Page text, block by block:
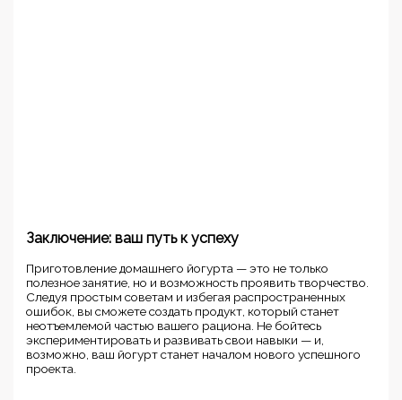
Заключение: ваш путь к успеху
Приготовление домашнего йогурта — это не только
полезное занятие, но и возможность проявить творчество.
Следуя простым советам и избегая распространенных
ошибок, вы сможете создать продукт, который станет
неотъемлемой частью вашего рациона. Не бойтесь
экспериментировать и развивать свои навыки — и,
возможно, ваш йогурт станет началом нового успешного
проекта.